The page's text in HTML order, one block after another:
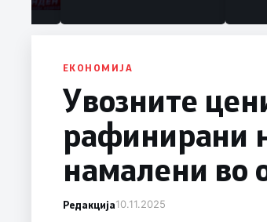
ЕКОНОМИЈА
Увозните
рафинирани
намалени во
Редакција10.11.2025